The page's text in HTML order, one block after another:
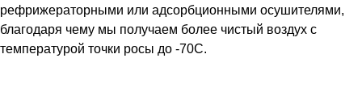
рефрижераторными или адсорбционными осушителями,
благодаря чему мы получаем более чистый воздух с
температурой точки росы до -70С.